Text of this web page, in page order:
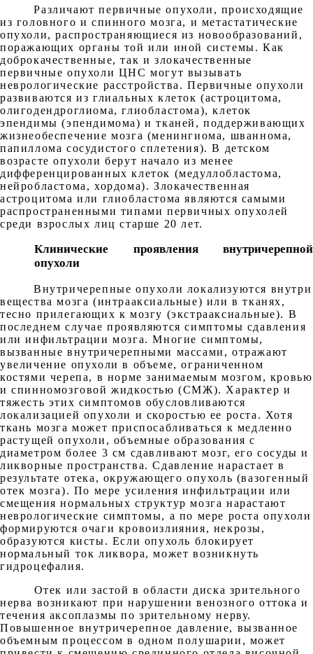
Различают первичные опухоли, происходящие
из головного и спинного мозга, и метастатические
опухоли, распространяющиеся из новообразований,
поражающих органы той или иной системы. Как
доброкачественные, так и злокачественные
первичные опухоли ЦНС могут вызывать
неврологические расстройства. Первичные опухоли
развиваются из глиальных клеток (астроцитома,
олигодендроглиома, глиобластома), клеток
эпендимы (эпендимома) и тканей, поддерживающих
жизнеобеспечение мозга (менингиома, шваннома,
папиллома сосудистого сплетения). В детском
возрасте опухоли берут начало из менее
дифференцированных клеток (медуллобластома,
нейробластома, хордома). Злокачественная
астроцитома или глиобластома являются самыми
распространенными типами первичных опухолей
среди взрослых лиц старше 20 лет.
Клинические проявления внутричерепной
опухоли
Внутричерепные опухоли локализуются внутри
вещества мозга (интрааксиальные) или в тканях,
тесно прилегающих к мозгу (экстрааксиальные). В
последнем случае проявляются симптомы сдавления
или инфильтрации мозга. Многие симптомы,
вызванные внутричерепными массами, отражают
увеличение опухоли в объеме, ограниченном
костями черепа, в норме занимаемым мозгом, кровью
и спинномозговой жидкостью (СМЖ). Характер и
тяжесть этих симптомов обусловливаются
локализацией опухоли и скоростью ее роста. Хотя
ткань мозга может приспосабливаться к медленно
растущей опухоли, объемные образования с
диаметром более 3 см сдавливают мозг, его сосуды и
ликворные пространства. Сдавление нарастает в
результате отека, окружающего опухоль (вазогенный
отек мозга). По мере усиления инфильтрации или
смещения нормальных структур мозга нарастают
неврологические симптомы, а по мере роста опухоли
формируются очаги кровоизлияния, некрозы,
образуются кисты. Если опухоль блокирует
нормальный ток ликвора, может возникнуть
гидроцефалия.
Отек или застой в области диска зрительного
нерва возникают при нарушении венозного оттока и
течения аксоплазмы по зрительному нерву.
Повышенное внутричерепное давление, вызванное
объемным процессом в одном полушарии, может